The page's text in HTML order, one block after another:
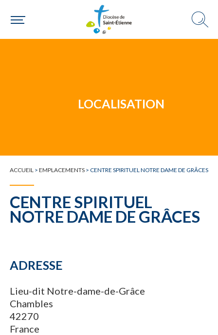
Un mouvement
LOCALISATION
ACCUEIL > EMPLACEMENTS > CENTRE SPIRITUEL NOTRE DAME DE GRÂCES
CENTRE SPIRITUEL
NOTRE DAME DE GRÂCES
ADRESSE
Lieu-dit Notre-dame-de-Grâce
Chambles
42270
France